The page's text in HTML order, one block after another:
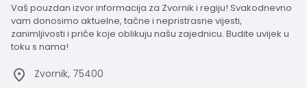
Vaš pouzdan izvor informacija za Zvornik i regiju! Svakodnevno
vam donosimo aktuelne, tačne i nepristrasne vijesti,
zanimljivosti i priče koje oblikuju našu zajednicu. Budite uvijek u
toku s nama!
Zvornik, 75400